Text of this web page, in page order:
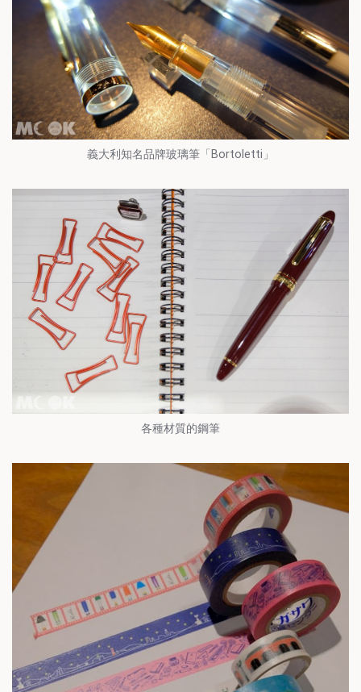
義大利知名品牌玻璃筆「Bortoletti」
各種材質的鋼筆